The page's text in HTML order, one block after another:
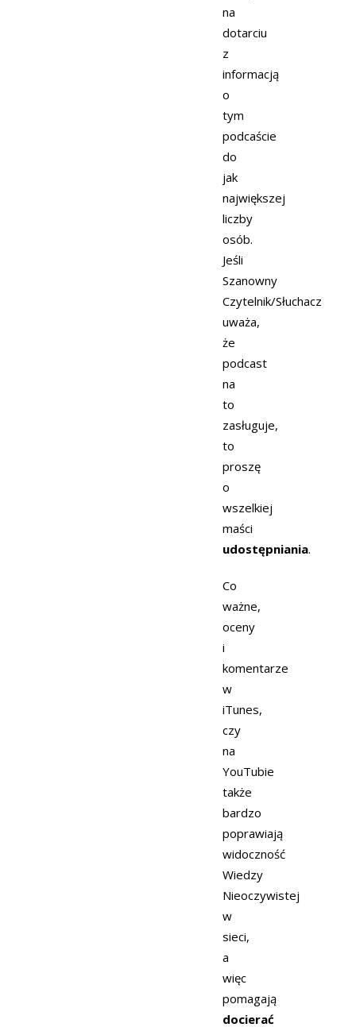
na
dotarciu
z
informacją
o
tym
podcaście
do
jak
największej
liczby
osób.
Jeśli
Szanowny
Czytelnik/Słuchacz
uważa,
że
podcast
na
to
zasługuje,
to
proszę
o
wszelkiej
maści
udostępniania.
Co
ważne,
oceny
i
komentarze
w
iTunes,
czy
na
YouTubie
także
bardzo
poprawiają
widoczność
Wiedzy
Nieoczywistej
w
sieci,
a
więc
pomagają
docierać